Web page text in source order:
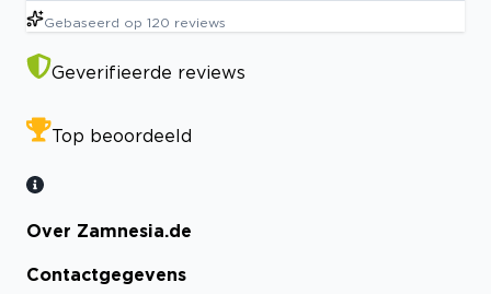
Gebaseerd op 120 reviews
Geverifieerde reviews
Top beoordeeld
Over Zamnesia.de
Contactgegevens